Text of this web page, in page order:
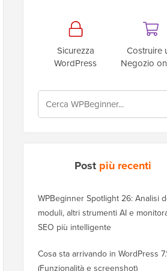
Sicurezza
WordPress
Costruire
Negozio
Post più recenti
WPBeginner Spotlight 26: Analisi
moduli, altri strumenti AI e
SEO più intelligente
Cosa sta arrivando in WordPress
(Funzionalità e screenshot)